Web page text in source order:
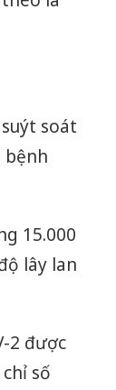
soát
bệnh
15.000
lây lan
2 được
số